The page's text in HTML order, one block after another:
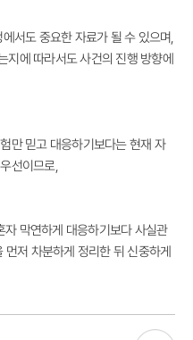
서도 중요한 자료가 될 수 있으며,
지에 따라서도 사건의 진행 방향에
만 믿고 대응하기보다는 현재 자
선이므로,
막연하게 대응하기보다 사실관
저 차분하게 정리한 뒤 신중하게